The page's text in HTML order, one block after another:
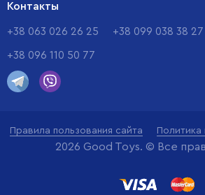
Контакты
+38 063 026 26 25 +38 099 038 38 27
+38 096 110 50 77
Правила пользования сайта Политика
2026 Good Toys. © Все